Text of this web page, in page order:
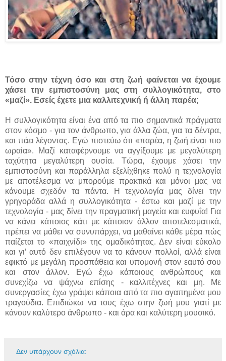
Τόσο στην τέχνη όσο και στη ζωή φαίνεται να έχουμε
χάσει την εμπιστοσύνη μας στη συλλογικότητα, στο
«μαζί». Εσείς έχετε μια καλλιτεχνική ή άλλη παρέα;
Η συλλογικότητα είναι ένα από τα πιο σημαντικά πράγματα
στον κόσμο - για τον άνθρωπο, για άλλα ζώα, για τα δέντρα,
και πάει λέγοντας. Εγώ πιστεύω ότι «παρέα, η ζωή είναι πιο
ωραία». Μαζί καταφέρνουμε να αγγίξουμε με μεγαλύτερη
ταχύτητα μεγαλύτερη ουσία. Τώρα, έχουμε χάσει την
εμπιστοσύνη και παράλληλα εξελίχθηκε πολύ η τεχνολογία
με αποτέλεσμα να μπορούμε πρακτικά και μόνοι μας να
κάνουμε σχεδόν τα πάντα. Η τεχνολογία μας δίνει την
γρηγοράδα αλλά η συλλογικότητα - έστω και μαζί με την
τεχνολογία - μας δίνει την πραγματική μαγεία και ευφυΐα! Για
να κάνει κάποιος κάτι με κάποιον άλλον αποτελεσματικά,
πρέπει να μάθει να συνυπάρχει, να μαθαίνει κάθε μέρα πώς
παίζεται το «παιχνίδι» της ομαδικότητας. Δεν είναι εύκολο
και γι’ αυτό δεν επιλέγουν να το κάνουν πολλοί, αλλά είναι
εφικτό με μεγάλη προσπάθεια και υπομονή στον εαυτό σου
και στον άλλον. Εγώ έχω κάποιους ανθρώπους και
συνεχίζω να ψάχνω επίσης - καλλιτέχνες και μη. Με
συνεργασίες έχω γράψει κάποια από τα πιο αγαπημένα μου
τραγούδια. Επιδιώκω να τους έχω στην ζωή μου γιατί με
κάνουν καλύτερο άνθρωπο - και άρα και καλύτερη μουσικό.
Δεν υπάρχουν σχόλια: